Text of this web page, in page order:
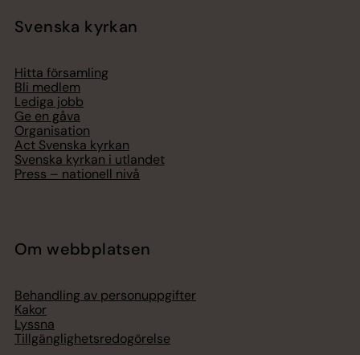
Svenska kyrkan
Hitta församling
Bli medlem
Lediga jobb
Ge en gåva
Organisation
Act Svenska kyrkan
Svenska kyrkan i utlandet
Press – nationell nivå
Om webbplatsen
Behandling av personuppgifter
Kakor
Lyssna
Tillgänglighetsredogörelse